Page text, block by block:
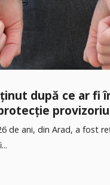
după ce ar fi
provizoriu
de ani, din Arad, a fost